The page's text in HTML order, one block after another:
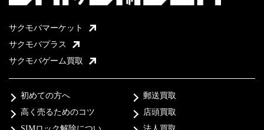
サクモバマーケット
サクモバプラス
サクモバゲーム買取
初めての方へ
高く売るためのコツ
郵送買取
店頭買取